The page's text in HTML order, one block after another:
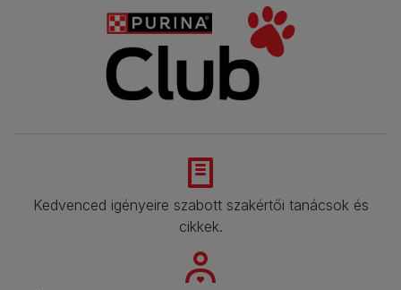
Kedvenced igényeire szabott szakértői tanácsok és
cikkek.​